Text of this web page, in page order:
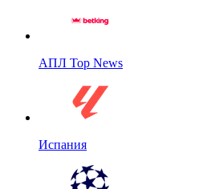
АПЛ Top News
Испания